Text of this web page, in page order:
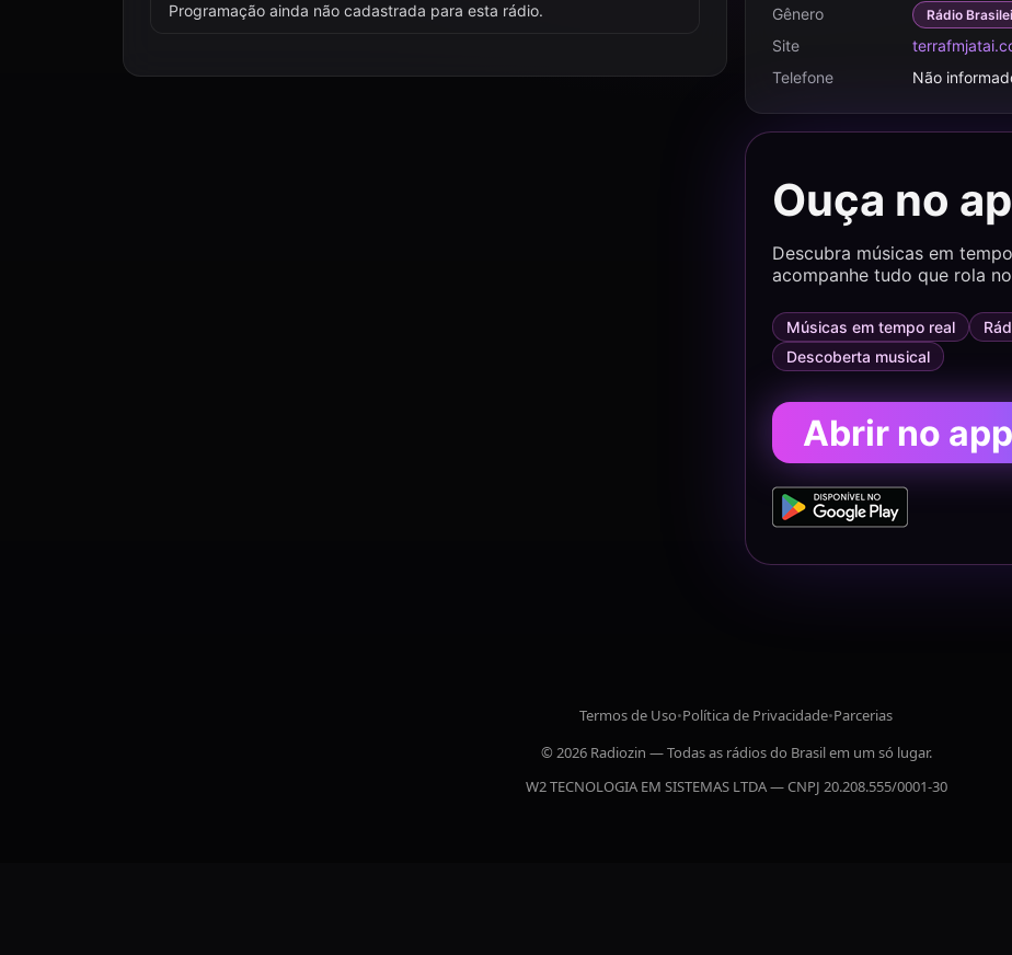
Programação ainda não cadastrada para esta rádio.
Gênero
Rádio
Site
Telefone
Não
Ouça no
Descubra músicas em
acompanhe tudo que rola
Músicas em tempo real
Descoberta musical
Abrir no
Termos de Uso•Política de Privacidade•Parcerias
© 2026 Radiozin — Todas as rádios do Brasil em um só lugar.
W2 TECNOLOGIA EM SISTEMAS LTDA — CNPJ 20.208.555/0001-30